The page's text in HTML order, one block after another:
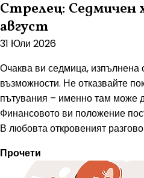
Стрелец: Седмичен
август
31 Юли 2026
Очаква ви седмица, изпълнена
възможности. Не отказвайте
пътувания – именно там може
Финансовото ви положение
В любовта откровеният
Прочети